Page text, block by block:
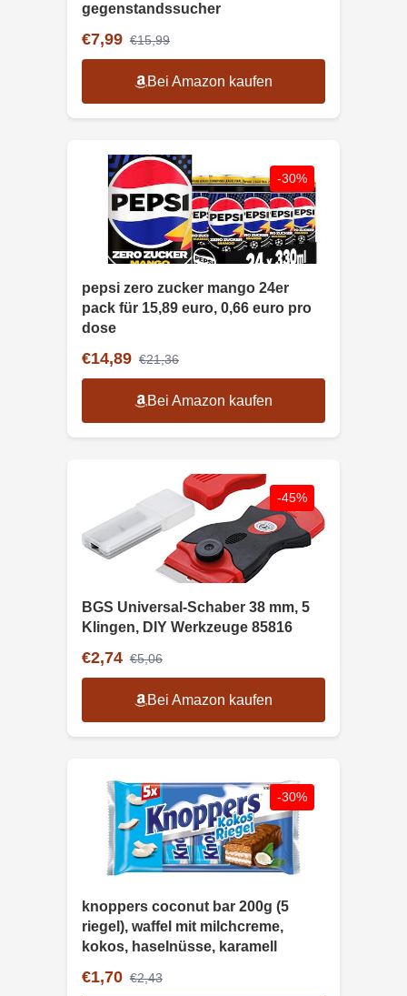
gegenstandssucher
€7,99 €15,99
Bei Amazon kaufen
-30%
pepsi zero zucker mango 24er
pack für 15,89 euro, 0,66 euro pro
dose
€14,89 €21,36
Bei Amazon kaufen
-45%
BGS Universal-Schaber 38 mm, 5
Klingen, DIY Werkzeuge 85816
€2,74 €5,06
Bei Amazon kaufen
-30%
knoppers coconut bar 200g (5
riegel), waffel mit milchcreme,
kokos, haselnüsse, karamell
€1,70 €2,43